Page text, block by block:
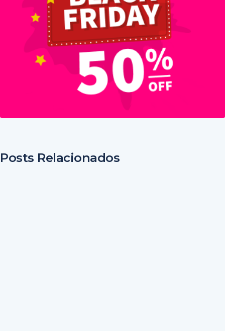
Posts Relacionados